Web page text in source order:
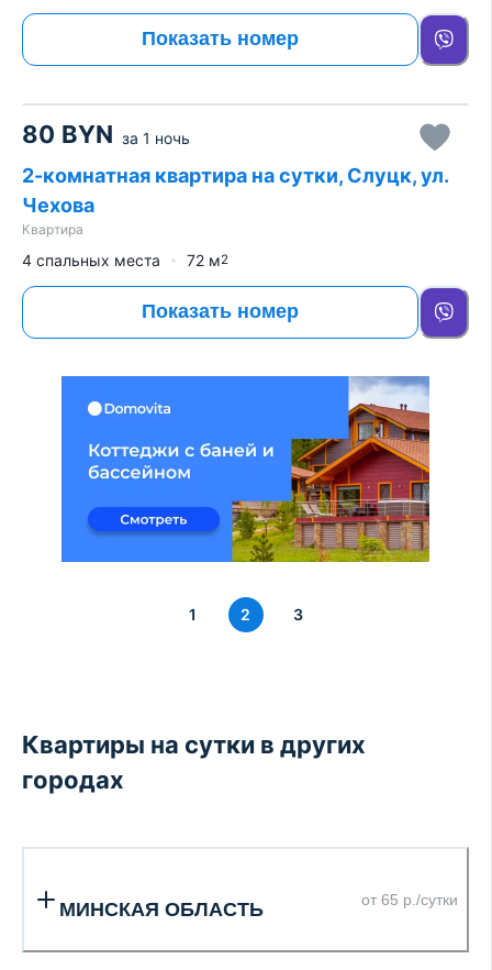
Показать номер
80 BYN за 1 ночь
2-комнатная квартира на сутки, Слуцк, ул.
Чехова
Квартира
4 спальных места 72 м2
Показать номер
1 2 3
Квартиры на сутки в других
городах
МИНСКАЯ ОБЛАСТЬ от 65 р./сутки